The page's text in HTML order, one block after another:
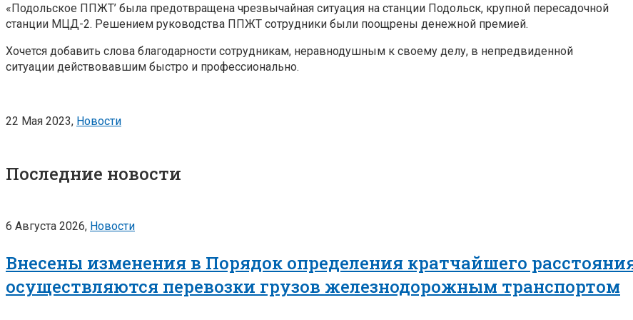
«Подольское ППЖТ’ была предотвращена чрезвычайная ситуация на станции Подольск, крупной пересадочной
станции МЦД-2. Решением руководства ППЖТ сотрудники были поощрены денежной премией.
Хочется добавить слова благодарности сотрудникам, неравнодушным к своему делу, в непредвиденной
ситуации действовавшим быстро и профессионально.
22 Мая 2023, Новости
Последние новости
6 Августа 2026, Новости
Внесены изменения в Порядок определения кратчайшего
осуществляются перевозки грузов железнодорожным транспортом